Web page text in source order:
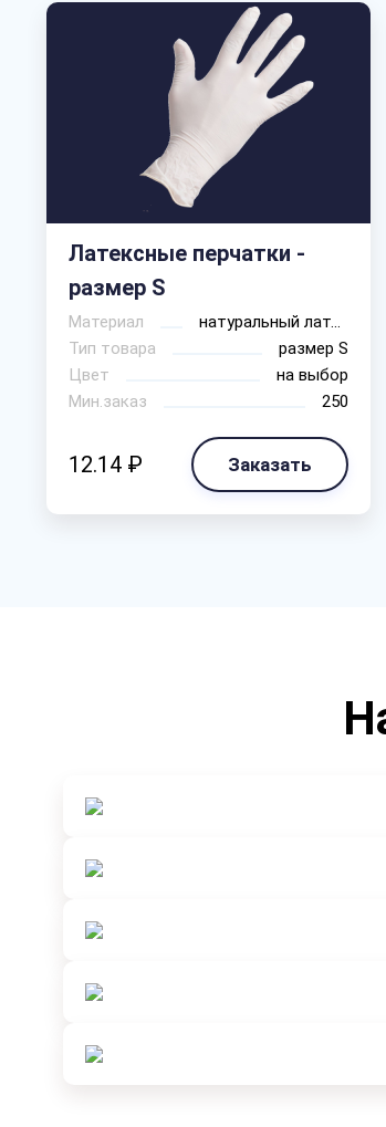
Латексные перчатки -
размер S
Материал
натуральный латекс
Тип товара
размер S
Цвет
на выбор
Мин.заказ
250
12.14 ₽ Заказать